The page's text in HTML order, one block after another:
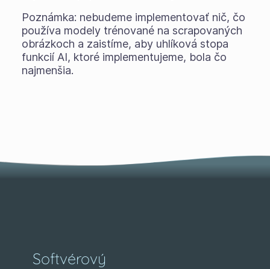
Poznámka: nebudeme implementovať nič, čo
používa modely trénované na scrapovaných
obrázkoch a zaistíme, aby uhlíková stopa
funkcií AI, ktoré implementujeme, bola čo
najmenšia.
Softvérový